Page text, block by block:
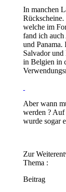
In manchen
welche im
fand ich
und
Salvador
in Belgien in
Aber wann
werden ? Auf
wurde sogar
Zur
Thema :
Beitrag